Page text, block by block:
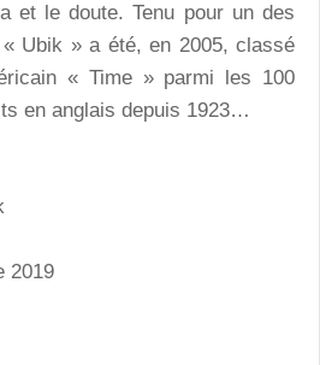
et le doute. Tenu pour un des
Ubik » a été, en 2005, classé
« Time » parmi les 100
en anglais depuis 1923…
2019